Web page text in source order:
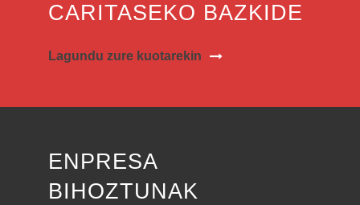
CARITASEKO BAZKIDE
Lagundu zure kuotarekin
ENPRESA
BIHOZTUNAK